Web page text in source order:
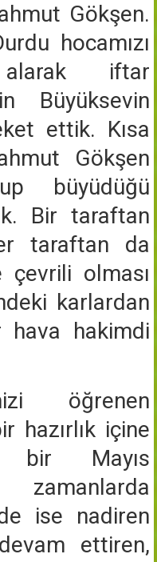
Gökşen.
hocamızı
iftar
Büyüksevin
ettik. Kısa
Gökşen
büyüdüğü
Bir taraftan
taraftan da
çevrili olması
karlardan
hava hakimdi
öğrenen
hazırlık içine
bir Mayıs
zamanlarda
ise nadiren
ettiren,